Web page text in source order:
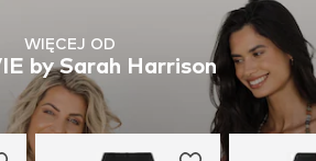
WIĘCEJ OD
by Sarah Harrison